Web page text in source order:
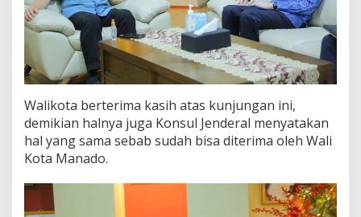
a
l
a
Walikota berterima kasih atas kunjungan ini,
demikian halnya juga Konsul Jenderal menyatakan
hal yang sama sebab sudah bisa diterima oleh Wali
Kota Manado.